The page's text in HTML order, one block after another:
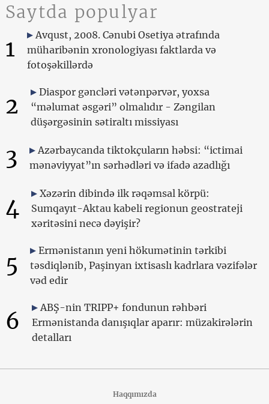
Saytda populyar
1
Avqust, 2008. Cənubi Osetiya ətrafında
müharibənin xronologiyası faktlarda və
fotoşəkillərdə
2
Diaspor gəncləri vətənpərvər, yoxsa
“məlumat əsgəri” olmalıdır - Zəngilan
düşərgəsinin sətiraltı missiyası
3
Azərbaycanda tiktokçuların həbsi: “ictimai
mənəviyyat”ın sərhədləri və ifadə azadlığı
4
Xəzərin dibində ilk rəqəmsal körpü:
Sumqayıt-Aktau kabeli regionun geostrateji
xəritəsini necə dəyişir?
5
Ermənistanın yeni hökumətinin tərkibi
təsdiqlənib, Paşinyan ixtisaslı kadrlara vəzifələr
vəd edir
6
ABŞ-nin TRIPP+ fondunun rəhbəri
Ermənistanda danışıqlar aparır: müzakirələrin
detalları
Haqqımızda